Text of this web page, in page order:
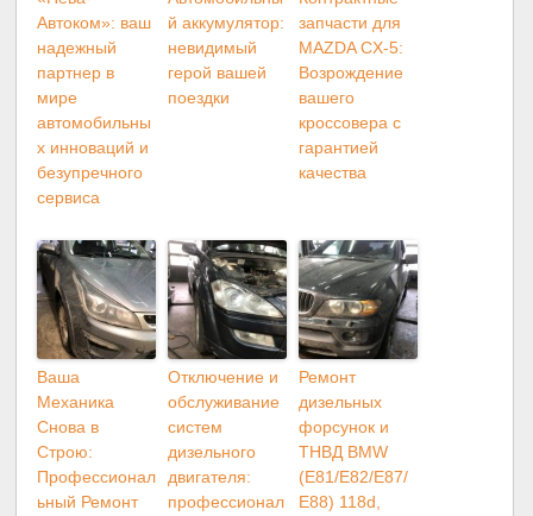
Автоком»: ваш
надежный
партнер в
мире
автомобильны
х инноваций и
безупречного
сервиса
й аккумулятор:
невидимый
герой вашей
поездки
запчасти для
MAZDA CX-5:
Возрождение
вашего
кроссовера с
гарантией
качества
Ваша
Механика
Снова в
Строю:
Профессионал
ьный Ремонт
Отключение и
обслуживание
систем
дизельного
двигателя:
профессионал
Ремонт
дизельных
форсунок и
ТНВД BMW
(E81/E82/E87/
E88) 118d,